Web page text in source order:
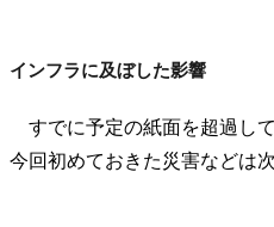
インフラに及ぼした影響
すでに予定の紙面を超過し
今回初めておきた災害などは